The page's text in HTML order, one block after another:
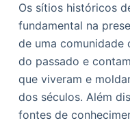
Os sítios históricos
fundamental na
de uma comunidade
do passado e
que viveram e
dos séculos. Além
fontes de